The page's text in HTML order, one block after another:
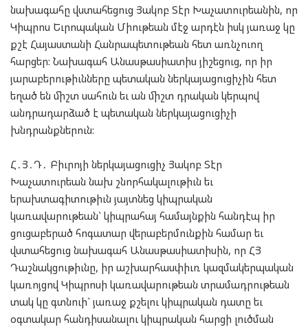
նախագահը վստահեցուց Յակոբ Տէր Խաչատուրեանին, որ
Կիպրոս Եւրոպական Միութեան մէջ արդէն իսկ յառաջ կը
քշէ Հայաստանի Հանրապետութեան հետ առնչուող
հարցեր: Նախագահ Անասթասիատիս յիշեցուց, որ իր
յարաբերութիւնները պետական ներկայացուցիչին հետ
եղած են միշտ սահուն եւ ան միշտ դրական կերպով
անդրադարձած է պետական ներկայացուցիչի
խնդրանքներուն:
Հ․Յ․Դ․ Բիւրոյի ներկայացուցիչ Յակոբ Տէր
Խաչատուրեան նախ շնորհակալութիւն եւ
երախտագիտութիւն յայտնեց կիպրական
կառավարութեան` կիպրահայ համայնքին հանդէպ իր
ցուցաբերած հոգատար վերաբերմունքին համար եւ
վստահեցուց նախագահ Անասթասիատիսին, որ ՀՅ
Դաշնակցութիւնը, իր աշխարհասփիւռ կազմակերպական
կառոյցով Կիպրոսի կառավարութեան տրամադրութեան
տակ կը գտնուի` յառաջ քշելու կիպրական դատը եւ
օգտակար հանդիսանալու կիպրական հարցի լուծման